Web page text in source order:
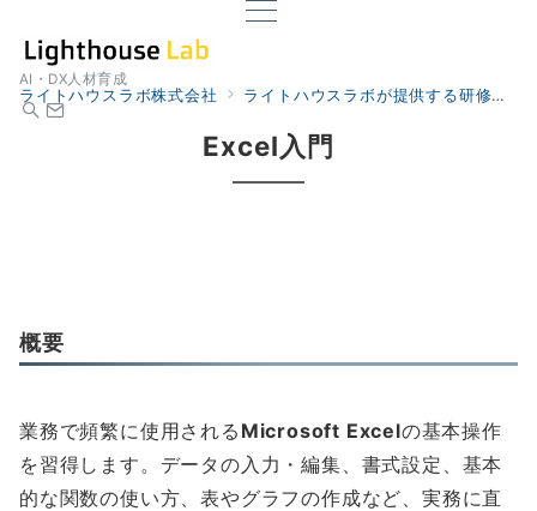
AI・DX人材育成
ライトハウスラボ株式会社 ライトハウスラボが提供する研修
Excel入門
概要
業務で頻繁に使用される Microsoft Excelの基本操作
を習得します。データの入力・編集、書式設定、基本
的な関数の使い方、表やグラフの作成など、実務に直